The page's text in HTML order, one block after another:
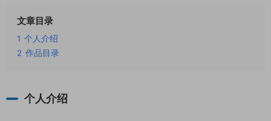
文章目录
1 个人介绍
2 作品目录
个人介绍